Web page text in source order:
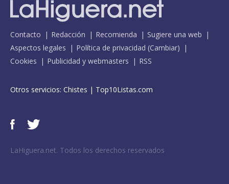
Contacto Redacción Recomienda
Sugiere una web
Aspectos legales
Política de privacidad (Cambiar)
Cookies
Publicidad y webmasters RSS
Otros servicios: Chistes | Top10Listas.com
LaHiguera.net. Todos los derechos reservados